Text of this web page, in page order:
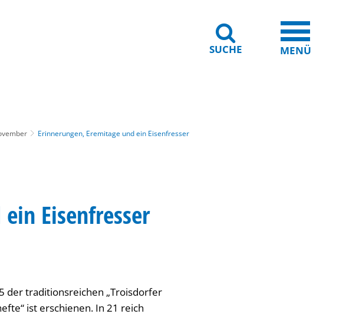
SUCHE MENÜ
Erinnerungen, Eremitage und ein Eisenfresser
Eisenfresser
der traditionsreichen „Troisdorfer
ist erschienen. In 21 reich